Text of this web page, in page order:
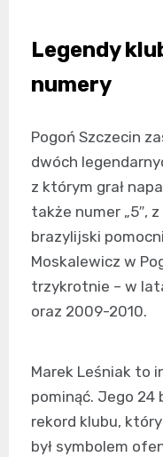
Legendy
numery
Pogoń Szczecin
dwóch
z którym grał
także numer „5″,
brazylijski
Moskalewicz w
trzykrotnie – w
oraz 2009-2010.
Marek Leśniak to
pominąć. Jego 24
rekord klubu,
był symbolem